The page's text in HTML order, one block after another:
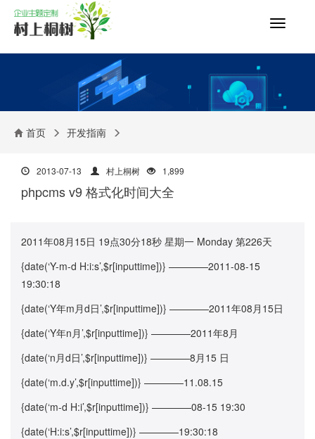
切
导
首页 开发指南
2013-07-13 村上桐树 1,899
phpcms v9 格式化时间大全
2011年08月15日 19点30分18秒 星期一 Monday 第226天
{date(‘Y-m-d H:i:s’,$r[inputtime])} ————2011-08-15
19:30:18
{date(‘Y年m月d日’,$r[inputtime])} ————2011年08月15日
{date(‘Y年n月’,$r[inputtime])} ————2011年8月
{date(‘n月d日’,$r[inputtime])} ————8月15 日
{date(‘m.d.y’,$r[inputtime])} ————11.08.15
{date(‘m-d H:i’,$r[inputtime])} ————08-15 19:30
{date(‘H:i:s’,$r[inputtime])} ————19:30:18